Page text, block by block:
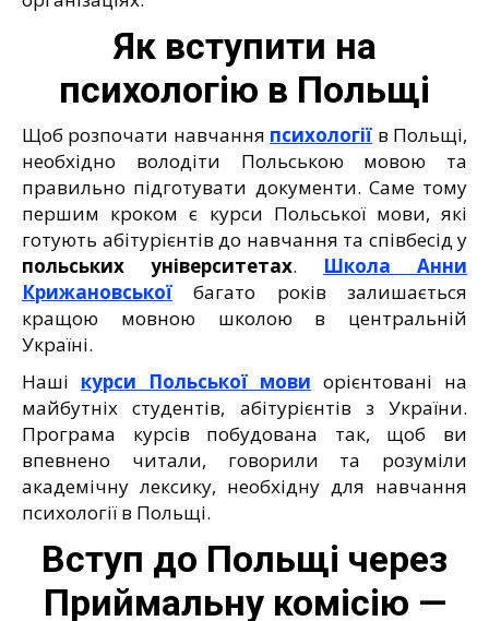
Як вступити на
психологію в Польщі
Щоб розпочати навчання психології в Польщі,
необхідно володіти Польською мовою та
правильно підготувати документи. Саме тому
першим кроком є курси Польської мови, які
готують абітурієнтів до навчання та співбесід у
польських університетах. Школа Анни
Крижановської багато років залишається
кращою мовною школою в центральній
Україні.
Наші курси Польської мови орієнтовані на
майбутніх студентів, абітурієнтів з України.
Програма курсів побудована так, щоб ви
впевнено читали, говорили та розуміли
академічну лексику, необхідну для навчання
психології в Польщі.
Вступ до Польщі через
Приймальну комісію —